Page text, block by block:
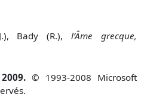
Bady (R.),l’Âme grecque,
© 1993-2008 Microsoft